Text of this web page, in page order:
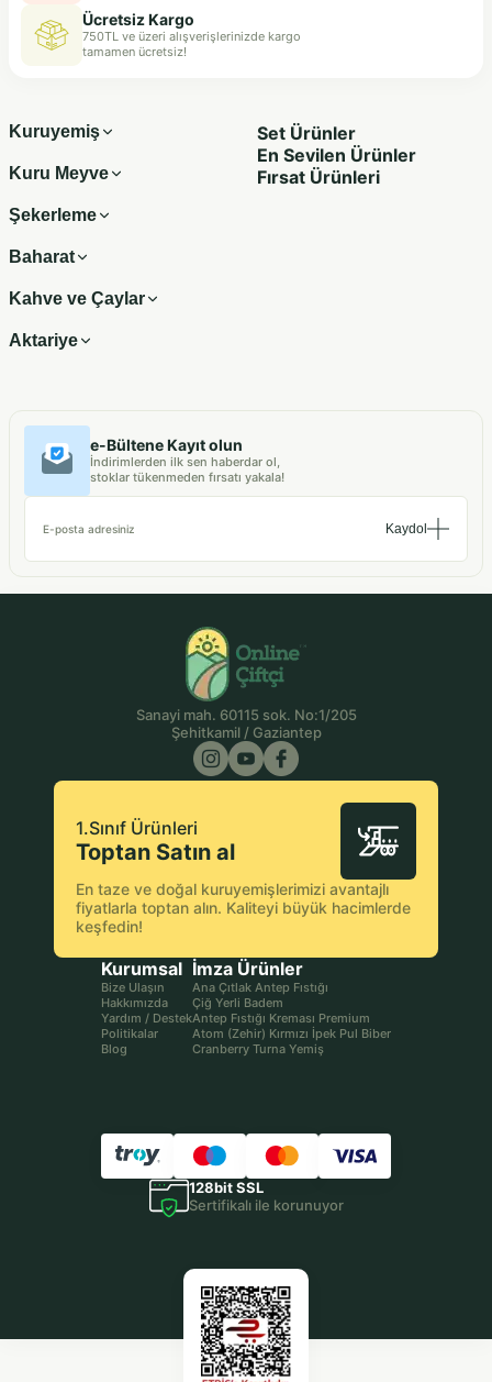
Ücretsiz Kargo
750TL ve üzeri alışverişlerinizde kargo
tamamen ücretsiz!
Kuruyemiş
Kuru Meyve
Şekerleme
Baharat
Kahve ve Çaylar
Aktariye
Set Ürünler
En Sevilen Ürünler
Fırsat Ürünleri
e-Bültene Kayıt olun
İndirimlerden ilk sen haberdar ol,
stoklar tükenmeden fırsatı yakala!
E-posta adresiniz Kaydol
Kurumsal
Bize Ulaşın
Hakkımızda
Yardım / Destek
Politikalar
Blog
İmza Ürünler
Ana Çıtlak Antep Fıstığı
Çiğ Yerli Badem
Antep Fıstığı Kreması Premium
Atom (Zehir) Kırmızı İpek Pul Biber
Cranberry Turna Yemiş
1.Sınıf Ürünleri
Toptan Satın al
En taze ve doğal kuruyemişlerimizi avantajlı
fiyatlarla toptan alın. Kaliteyi büyük hacimlerde
keşfedin!
Sanayi mah. 60115 sok. No:1/205
Şehitkamil / Gaziantep
128bit SSL
Sertifikalı ile korunuyor